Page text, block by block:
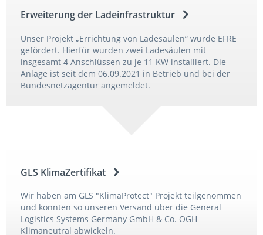
Erweiterung der Ladeinfrastruktur
Unser Projekt „Errichtung von Ladesäulen“ wurde EFRE
gefördert. Hierfür wurden zwei Ladesäulen mit
insgesamt 4 Anschlüssen zu je 11 KW installiert. Die
Anlage ist seit dem 06.09.2021 in Betrieb und bei der
Bundesnetzagentur angemeldet.
GLS KlimaZertifikat
Wir haben am GLS "KlimaProtect" Projekt teilgenommen
und konnten so unseren Versand über die General
Logistics Systems Germany GmbH & Co. OGH
Klimaneutral abwickeln.